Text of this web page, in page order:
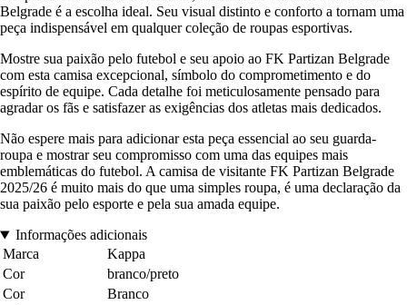
Belgrade é a escolha ideal. Seu visual distinto e conforto a tornam uma
peça indispensável em qualquer coleção de roupas esportivas.
Mostre sua paixão pelo futebol e seu apoio ao FK Partizan Belgrade
com esta camisa excepcional, símbolo do comprometimento e do
espírito de equipe. Cada detalhe foi meticulosamente pensado para
agradar os fãs e satisfazer as exigências dos atletas mais dedicados.
Não espere mais para adicionar esta peça essencial ao seu guarda-
roupa e mostrar seu compromisso com uma das equipes mais
emblemáticas do futebol. A camisa de visitante FK Partizan Belgrade
2025/26 é muito mais do que uma simples roupa, é uma declaração da
sua paixão pelo esporte e pela sua amada equipe.
Informações adicionais
Marca
Kappa
Cor
branco/preto
Cor
Branco